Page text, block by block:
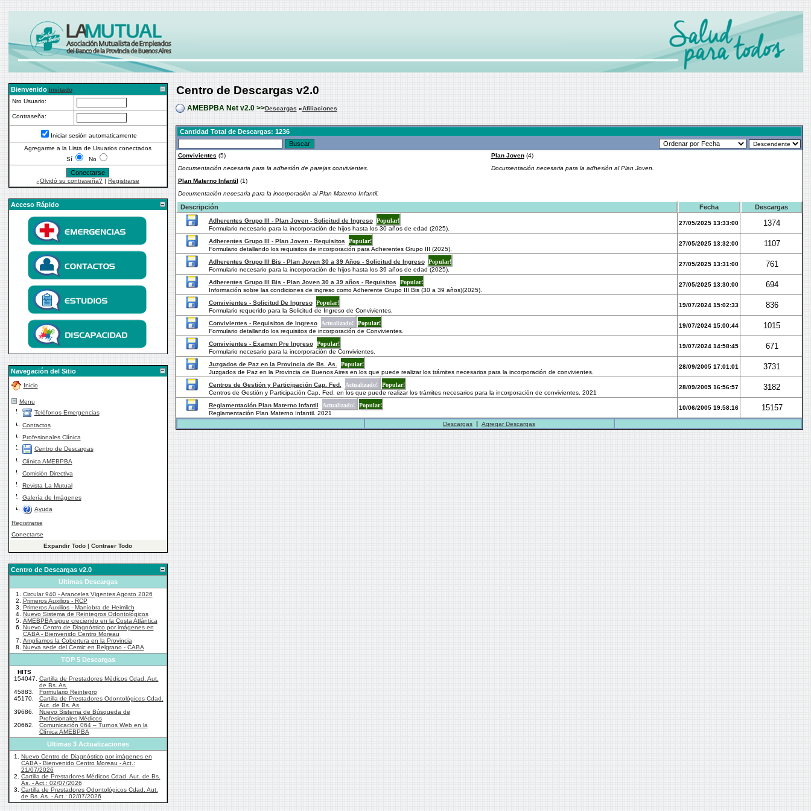
Bienvenido Invitado
Nro Usuario:
Contraseña:
Iniciar sesión automaticamente
Agregarme a la Lista de Usuarios conectados
Sí
No
¿Olvidó su contraseña? | Registrarse
Acceso Rápido
Navegación del Sitio
Inicio
Menu
Teléfonos Emergencias
Contactos
Profesionales Clínica
Centro de Descargas
Clínica AMEBPBA
Comisión Directiva
Revista La Mutual
Galería de Imágenes
Ayuda
Registrarse
Conectarse
Expandir Todo | Contraer Todo
Centro de Descargas v2.0
Ultimas Descargas
1.
Circular 940 - Aranceles Vigentes Agosto 2026
2.
Primeros Auxilios - RCP
3.
Primeros Auxilios - Maniobra de Heimlich
4. Nuevo Sistema de Reintegros Odontológicos
5. AMEBPBA sigue creciendo en la Costa Atlántica
6.
Nuevo Centro de Diagnóstico por imágenes en
CABA - Bienvenido Centro Moreau
7.
Ampliamos la Cobertura en la Provincia
8.
Nueva sede del Cemic en Belgrano - CABA
TOP 5 Descargas
HITS
154047.
Cartilla de Prestadores Médicos Cdad. Aut.
de Bs. As.
45883.
Formulario Reintegro
45170.
Cartilla de Prestadores Odontológicos Cdad.
Aut. de Bs. As.
39686.
Nuevo Sistema de Búsqueda de
Profesionales Médicos
20662.
Comunicación 064 – Turnos Web en la
Clínica AMEBPBA
Ultimas 3 Actualizaciones
1.
Nuevo Centro de Diagnóstico por imágenes en
CABA - Bienvenido Centro Moreau - Act.:
21/07/2026
2.
Cartilla de Prestadores Médicos Cdad. Aut. de Bs.
As. - Act.: 02/07/2026
3.
Cartilla de Prestadores Odontológicos Cdad. Aut.
de Bs. As. - Act.: 02/07/2026
Centro de Descargas v2.0
AMEBPBA Net v2.0 >>Descargas »Afiliaciones
Cantidad Total de Descargas: 1236
Convivientes (5)
Documentación necesaria para la adhesión de parejas convivientes.
Plan Joven(4)
Documentación necesaria para la adhesión al Plan Joven.
Plan Materno Infantil (1)
Documentación necesaria para la incorporación al Plan Materno Infantil.
Descripción Fecha Descargas
Adherentes Grupo III - Plan Joven - Solicitud de Ingreso Popular!
Formulario necesario para la incorporación de hijos hasta los 30 años de edad (2025).
27/05/2025 13:33:00 1374
Adherentes Grupo III - Plan Joven - Requisitos
Popular!
Formulario detallando los requisitos de incorporación para Adherentes Grupo III (2025).
27/05/2025 13:32:00 1107
Adherentes Grupo III Bis - Plan Joven 30 a 39 Años - Solicitud de Ingreso Popular!
Formulario necesario para la incorporación de hijos hasta los 39 años de edad (2025).
27/05/2025 13:31:00 761
Adherentes Grupo III Bis - Plan Joven 30 a 39 años - Requisitos
Popular!
Información sobre las condiciones de ingreso como Adherente Grupo III Bis (30 a 39 años)(2025).
27/05/2025 13:30:00 694
Convivientes - Solicitud De Ingreso Popular!
Formulario requerido para la Solicitud de Ingreso de Convivientes.
19/07/2024 15:02:33 836
Convivientes - Requisitos de Ingreso Actualizado!
Popular!
Formulario detallando los requisitos de incorporación de Convivientes.
19/07/2024 15:00:44 1015
Convivientes - Examen Pre Ingreso Popular!
Formulario necesario para la incorporación de Convivientes.
19/07/2024 14:58:45 671
Juzgados de Paz en la Provincia de Bs. As.
Popular!
Juzgados de Paz en la Provincia de Buenos Aires en los que puede realizar los trámites necesarios para la incorporación de convivientes.
28/09/2005 17:01:01 3731
Centros de Gestión y Participación Cap. Fed. Actualizado!
Popular!
Centros de Gestión y Participación Cap. Fed. en los que puede realizar los trámites necesarios para la incorporación de convivientes. 2021
28/09/2005 16:56:57 3182
Reglamentación Plan Materno Infantil Actualizado!
Popular!
Reglamentación Plan Materno Infantil. 2021
10/06/2005 19:58:16 15157
Descargas | Agregar Descargas